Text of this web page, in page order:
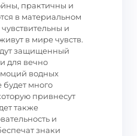
практичны и
в материальном
и
в мире чувств.
защищенный
для вечно
водных
будет много
привнесут
также
и
знаки